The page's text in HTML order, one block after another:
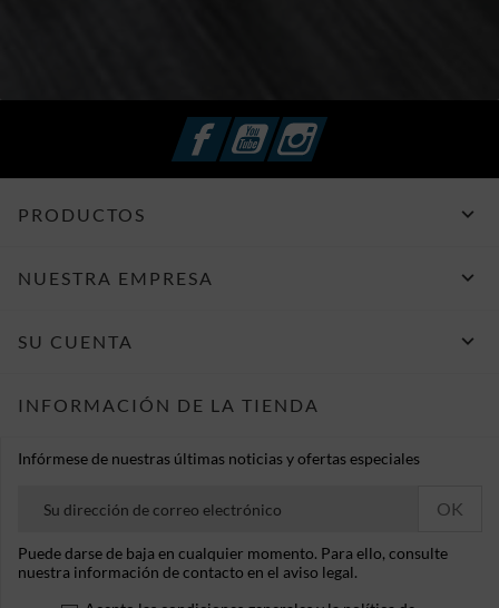
FacebookYouTubeInstagram
PRODUCTOS 
NUESTRA EMPRESA 
SU CUENTA 
INFORMACIÓN DE LA TIENDA
Infórmese de nuestras últimas noticias y ofertas especiales
Puede darse de baja en cualquier momento. Para ello, consulte
nuestra información de contacto en el aviso legal.